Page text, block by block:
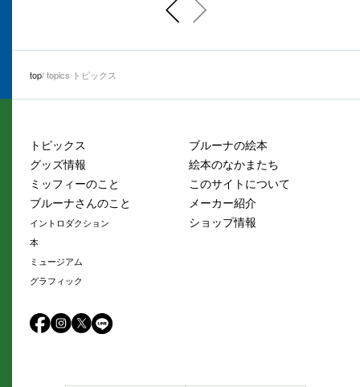
前へ 次へ
top topics トピックス
トピックス
グッズ情報
ミッフィーのこと
ブルーナさんのこと
イントロダクション
本
ミュージアム
グラフィック
ブルーナの絵本
絵本のなかまたち
このサイトについて
メーカー紹介
ショップ情報